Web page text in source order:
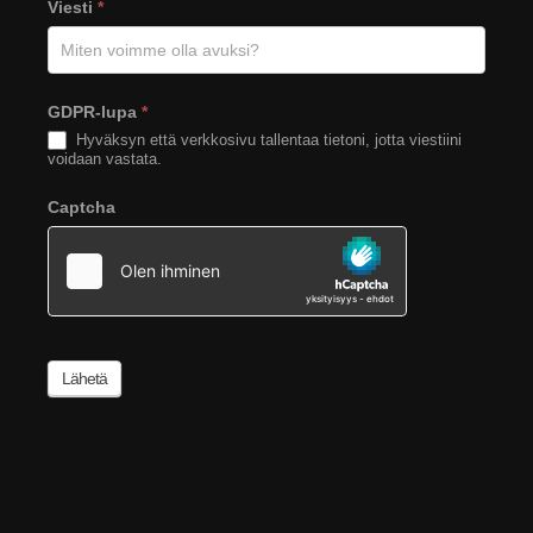
Viesti *
GDPR-lupa *
voidaan vastata.
Captcha
Lähetä